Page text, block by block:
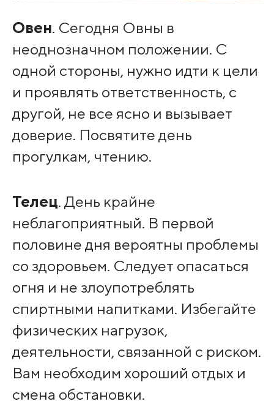
Овен. Сегодня Овны в
неоднозначном положении. С
одной стороны, нужно идти к цели
и проявлять ответственность, с
другой, не все ясно и вызывает
доверие. Посвятите день
прогулкам, чтению.
Телец. День крайне
неблагоприятный. В первой
половине дня вероятны проблемы
со здоровьем. Следует опасаться
огня и не злоупотреблять
спиртными напитками. Избегайте
физических нагрузок,
деятельности, связанной с риском.
Вам необходим хороший отдых и
смена обстановки.